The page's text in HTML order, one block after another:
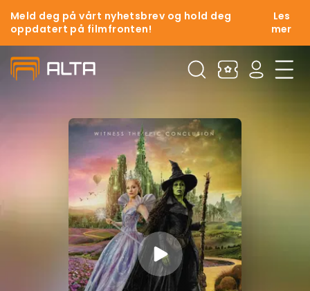
Meld deg på vårt nyhetsbrev og hold deg
oppdatert på filmfronten!
Les
mer